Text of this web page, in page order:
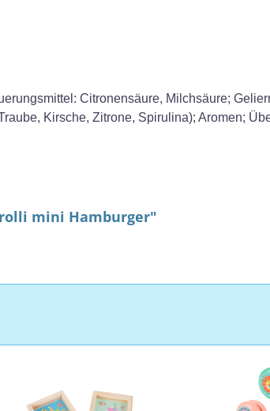
Citronensäure, Milchsäure;
Kirsche, Zitrone, Spirulina); Aromen;
mini Hamburger"